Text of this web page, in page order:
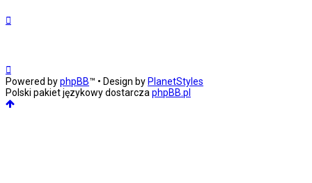
Powered byphpBB™ • Design by PlanetStyles
Polski pakiet językowy dostarcza phpBB.pl